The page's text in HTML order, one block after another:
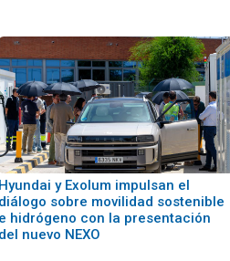
Hyundai y Exolum impulsan el
diálogo sobre movilidad sostenible
e hidrógeno con la presentación
del nuevo NEXO